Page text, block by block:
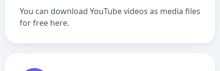
You can download YouTube videos as media files
for free here.